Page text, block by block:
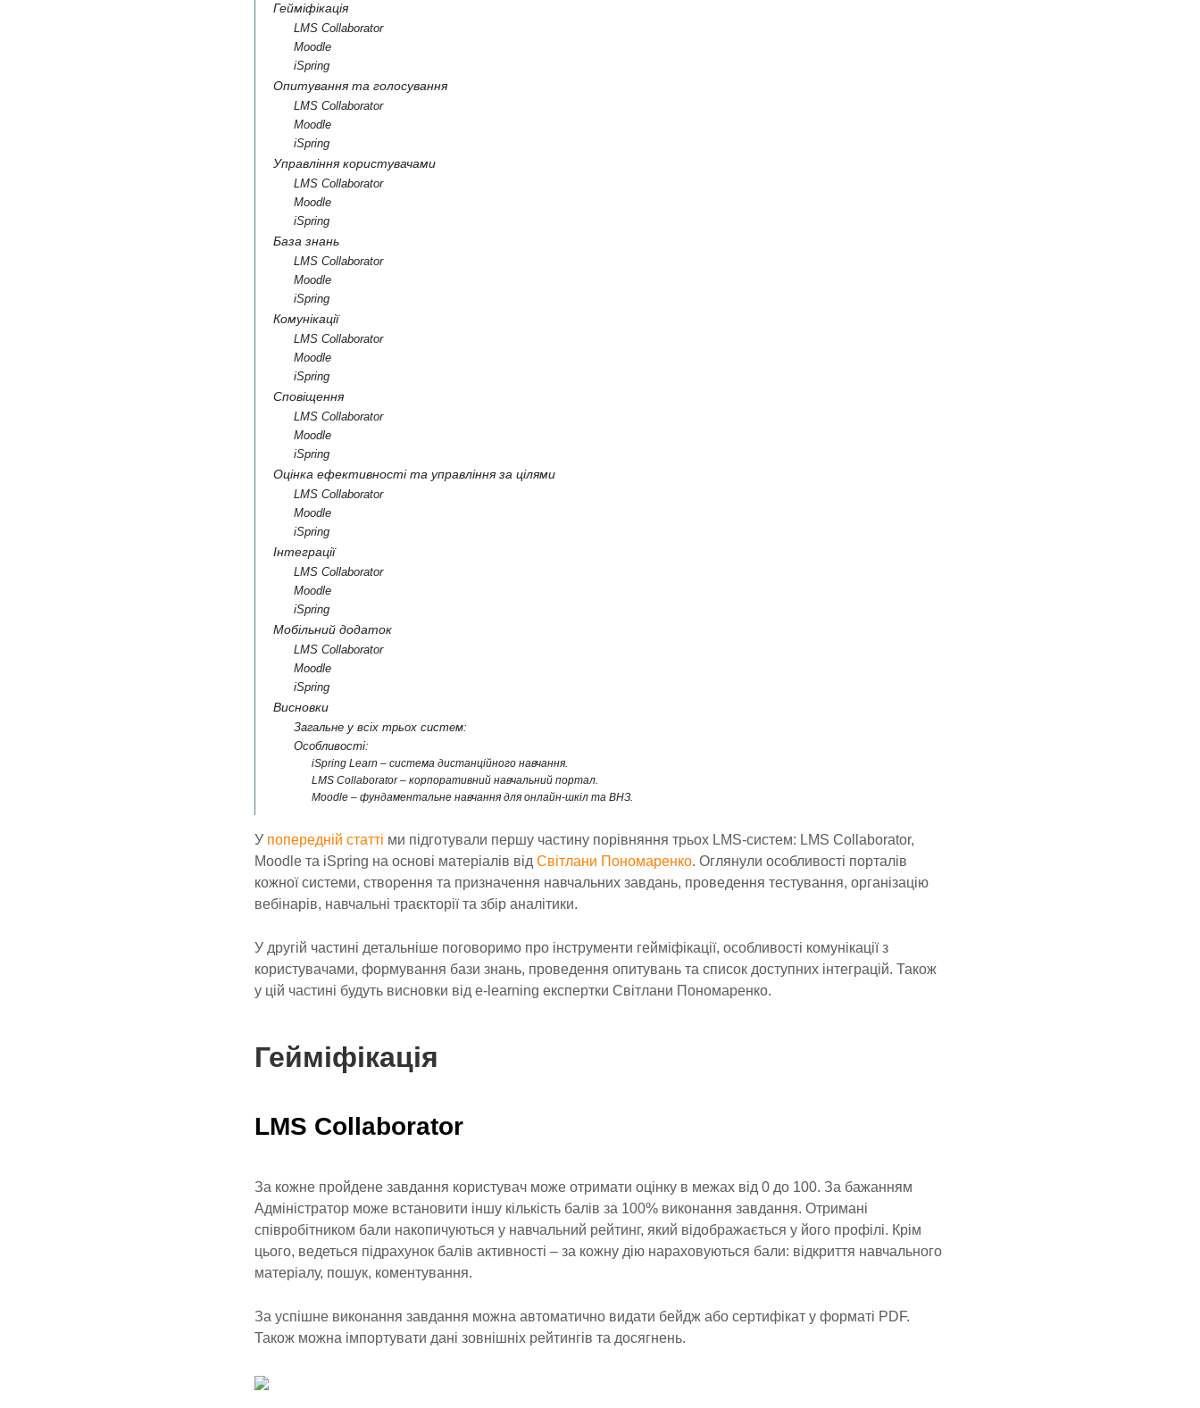
Гейміфікація
LMS Collaborator
Moodle
iSpring
Опитування та голосування
LMS Collaborator
Moodle
iSpring
Управління користувачами
LMS Collaborator
Moodle
iSpring
База знань
LMS Collaborator
Moodle
iSpring
Комунікації
LMS Collaborator
Moodle
iSpring
Сповіщення
LMS Collaborator
Moodle
iSpring
Оцінка ефективності та управління за цілями
LMS Collaborator
Moodle
iSpring
Інтеграції
LMS Collaborator
Moodle
iSpring
Мобільний додаток
LMS Collaborator
Moodle
iSpring
Висновки
Загальне у всіх трьох систем:
Особливості:
iSpring Learn – система дистанційного навчання.
LMS Collaborator – корпоративний навчальний портал.
Moodle – фундаментальне навчання для онлайн-шкіл та ВНЗ.
У попередній статті ми підготували першу частину порівняння трьох LMS-систем: LMS Collaborator,
Moodle та iSpring на основі матеріалів від Світлани Пономаренко. Оглянули особливості порталів
кожної системи, створення та призначення навчальних завдань, проведення тестування, організацію
вебінарів, навчальні траєкторії та збір аналітики.
У другій частині детальніше поговоримо про інструменти гейміфікації, особливості комунікації з
користувачами, формування бази знань, проведення опитувань та список доступних інтеграцій. Також
у цій частині будуть висновки від e-learning експертки Світлани Пономаренко.
Гейміфікація
LMS Collaborator
За кожне пройдене завдання користувач може отримати оцінку в межах від 0 до 100. За бажанням
Адміністратор може встановити іншу кількість балів за 100% виконання завдання. Отримані
співробітником бали накопичуються у навчальний рейтинг, який відображається у його профілі. Крім
цього, ведеться підрахунок балів активності – за кожну дію нараховуються бали: відкриття навчального
матеріалу, пошук, коментування.
За успішне виконання завдання можна автоматично видати бейдж або сертифікат у форматі PDF.
Також можна імпортувати дані зовнішніх рейтингів та досягнень.